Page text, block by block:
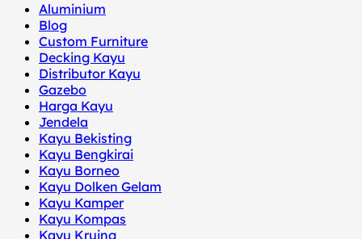
Aluminium
Blog
Custom Furniture
Decking Kayu
Distributor Kayu
Gazebo
Harga Kayu
Jendela
Kayu Bekisting
Kayu Bengkirai
Kayu Borneo
Kayu Dolken Gelam
Kayu Kamper
Kayu Kompas
Kayu Kruing